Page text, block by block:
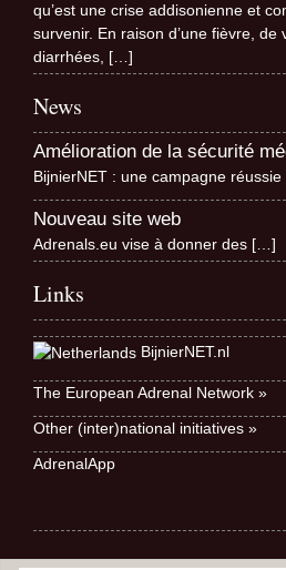
qu’est une crise addisonienne et
survenir. En raison d’une fièvre, de
diarrhées, […]
News
Amélioration de la sécurité
BijnierNET : une campagne réussie
Nouveau site web
Adrenals.eu vise à donner des […]
Links
BijnierNET.nl
The European Adrenal Network »
Other (inter)national initiatives »
AdrenalApp